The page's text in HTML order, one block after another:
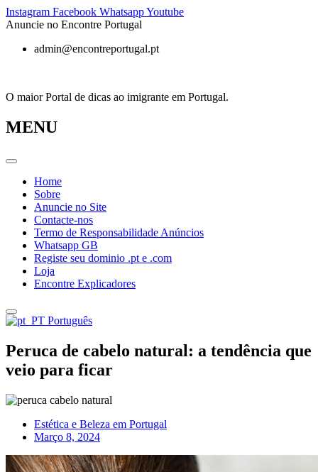
Pular
para
conteúdo
Instagram Facebook WhatsappYoutube
Anuncie no Encontre Portugal
admin@encontreportugal.pt
O maior Portal de dicas ao imigrante em Portugal.
MENU
Home
Sobre
Anuncie no Site
Contacte-nos
Termo de Responsabilidade Anúncios
Whatsapp GB
Registe seu dominio .pt e .com
Loja
Encontre Explicadores
Português
Peruca de cabelo natural: a tendência que
veio para ficar
Estética e Beleza em Portugal
Março 8, 2024